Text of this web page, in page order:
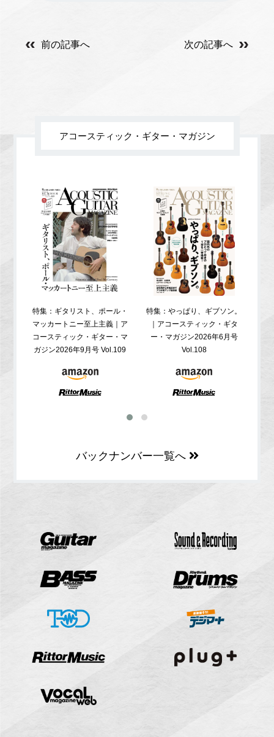
前の記事へ 次の記事へ
アコースティック・ギター・マガジン
特集：ギタリスト、ポール・
マッカートニー至上主義｜ア
コースティック・ギター・マ
ガジン2026年9月号 Vol.109
特集：やっぱり、ギブソン。
｜アコースティック・ギタ
ー・マガジン2026年6月号
Vol.108
バックナンバー一覧へ